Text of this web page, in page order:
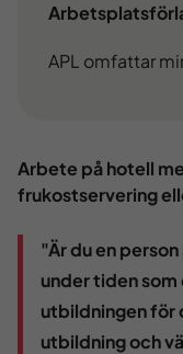
APL omfattar
Arbete på hotell
frukostservering
"Är du en
under tiden
utbildningen för
utbildning och